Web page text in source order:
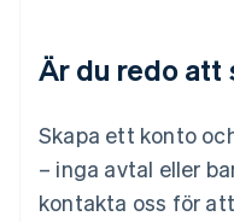
Är du redo att
Skapa ett konto
– inga avtal eller
kontakta oss för
Malaysia
English
Mexiko
Nederländerna